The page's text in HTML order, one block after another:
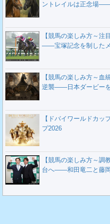
ントレイルは正念場
【競馬の楽しみ方～注
――宝塚記念を制したメ
【競馬の楽しみ方～血
逆襲――日本ダービー
【ドバイワールドカッ
プ2026
【競馬の楽しみ方～調
台へ――和田竜二と藤